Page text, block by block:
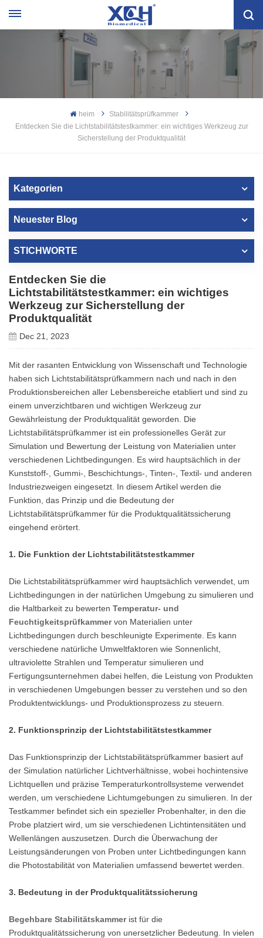
heim
Stabilitätsprüfkammer
Entdecken Sie die Lichtstabilitätstestkammer: ein wichtiges Werkzeug zur
Sicherstellung der Produktqualität
Kategorien
Neuester Blog
STICHWORTE
Entdecken Sie die
Lichtstabilitätstestkammer: ein wichtiges
Werkzeug zur Sicherstellung der
Produktqualität
Dec 21, 2023
Mit der rasanten Entwicklung von Wissenschaft und Technologie
haben sich Lichtstabilitätsprüfkammern nach und nach in den
Produktionsbereichen aller Lebensbereiche etabliert und sind zu
einem unverzichtbaren und wichtigen Werkzeug zur
Gewährleistung der Produktqualität geworden. Die
Lichtstabilitätsprüfkammer ist ein professionelles Gerät zur
Simulation und Bewertung der Leistung von Materialien unter
verschiedenen Lichtbedingungen. Es wird hauptsächlich in der
Kunststoff-, Gummi-, Beschichtungs-, Tinten-, Textil- und anderen
Industriezweigen eingesetzt. In diesem Artikel werden die
Funktion, das Prinzip und die Bedeutung der
Lichtstabilitätsprüfkammer für die Produktqualitätssicherung
eingehend erörtert.
1. Die Funktion der Lichtstabilitätstestkammer
Die Lichtstabilitätsprüfkammer wird hauptsächlich verwendet, um
Lichtbedingungen in der natürlichen Umgebung zu simulieren und
die Haltbarkeit zu bewerten Temperatur- und
Feuchtigkeitsprüfkammervon Materialien unter
Lichtbedingungen durch beschleunigte Experimente. Es kann
verschiedene natürliche Umweltfaktoren wie Sonnenlicht,
ultraviolette Strahlen und Temperatur simulieren und
Fertigungsunternehmen dabei helfen, die Leistung von Produkten
in verschiedenen Umgebungen besser zu verstehen und so den
Produktentwicklungs- und Produktionsprozess zu steuern.
2. Funktionsprinzip der Lichtstabilitätstestkammer
Das Funktionsprinzip der Lichtstabilitätsprüfkammer basiert auf
der Simulation natürlicher Lichtverhältnisse, wobei hochintensive
Lichtquellen und präzise Temperaturkontrollsysteme verwendet
werden, um verschiedene Lichtumgebungen zu simulieren. In der
Testkammer befindet sich ein spezieller Probenhalter, in den die
Probe platziert wird, um sie verschiedenen Lichtintensitäten und
Wellenlängen auszusetzen. Durch die Überwachung der
Leistungsänderungen von Proben unter Lichtbedingungen kann
die Photostabilität von Materialien umfassend bewertet werden.
3. Bedeutung in der Produktqualitätssicherung
Begehbare Stabilitätskammerist für die
Produktqualitätssicherung von unersetzlicher Bedeutung. In vielen